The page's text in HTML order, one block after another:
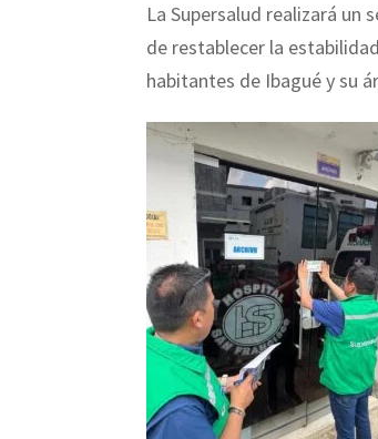
La Supersalud realizará
de restablecer la
habitantes de Ibagué y su